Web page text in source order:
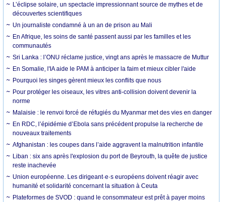
L’éclipse solaire, un spectacle impressionnant source de mythes et de
découvertes scientifiques
Un journaliste condamné à un an de prison au Mali
En Afrique, les soins de santé passent aussi par les familles et les
communautés
Sri Lanka : l’ONU réclame justice, vingt ans après le massacre de Muttur
En Somalie, l'IA aide le PAM à anticiper la faim et mieux cibler l'aide
Pourquoi les singes gèrent mieux les conflits que nous
Pour protéger les oiseaux, les vitres anti-collision doivent devenir la
norme
Malaisie : le renvoi forcé de réfugiés du Myanmar met des vies en danger
En RDC, l’épidémie d’Ebola sans précédent propulse la recherche de
nouveaux traitements
Afghanistan : les coupes dans l’aide aggravent la malnutrition infantile
Liban : six ans après l'explosion du port de Beyrouth, la quête de justice
reste inachevée
Union européenne. Les dirigeant·e·s européens doivent réagir avec
humanité et solidarité concernant la situation à Ceuta
Plateformes de SVOD : quand le consommateur est prêt à payer moins